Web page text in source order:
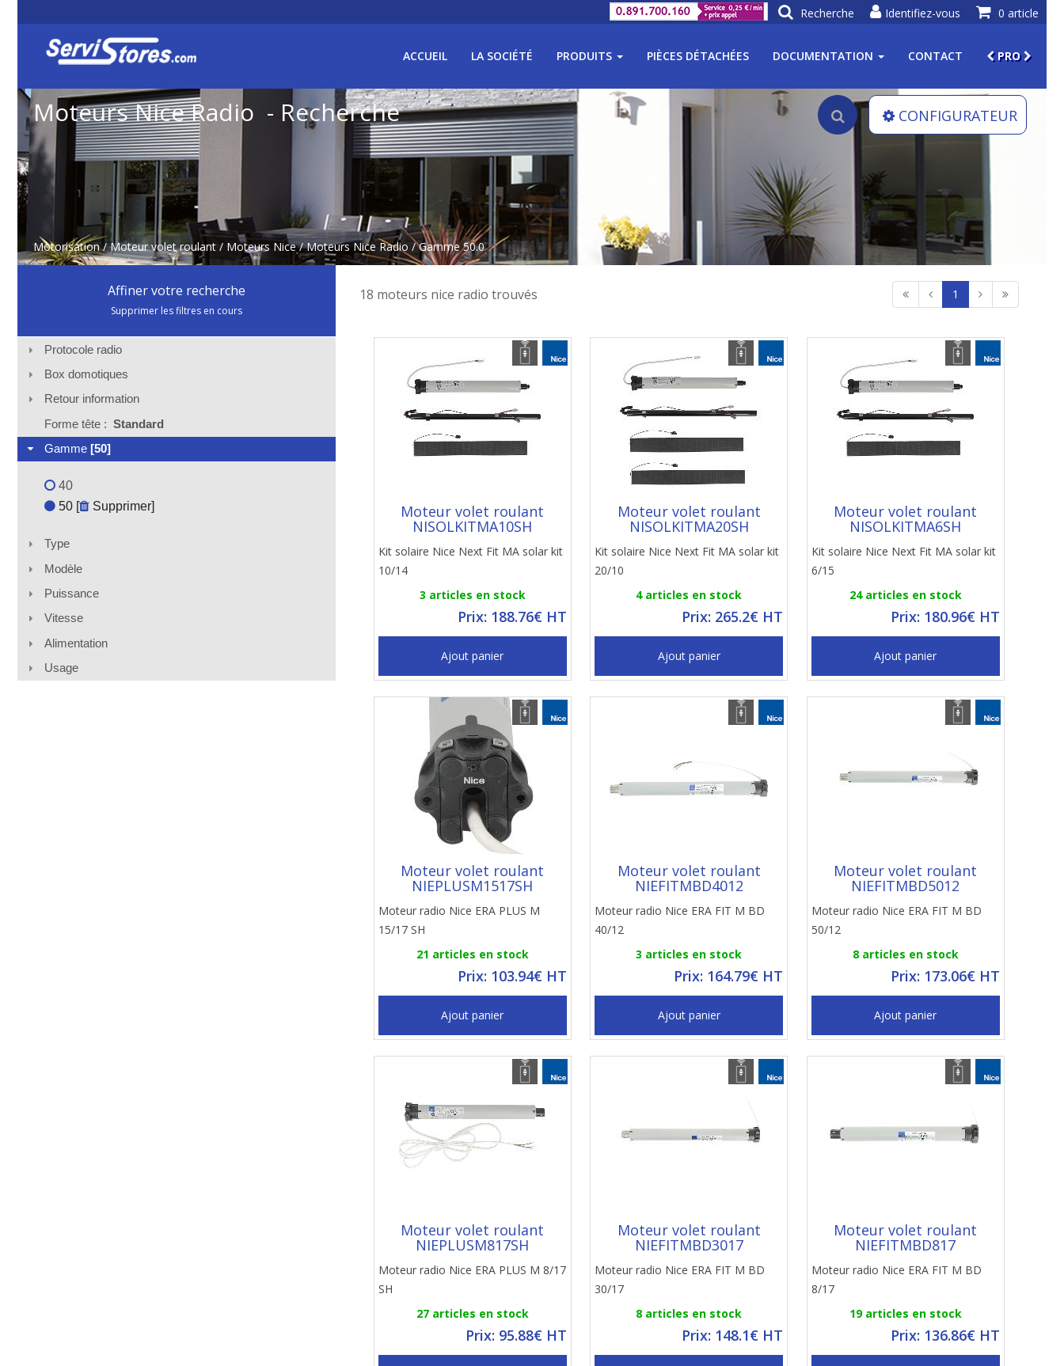
0 article
Identifiez-vous
Recherche
ACCUEIL LA SOCIÉTÉ PRODUITS PIÈCES DÉTACHÉES DOCUMENTATION CONTACT PRO
Moteurs Nice Radio - Recherche
Motorisation /Moteur volet roulant / Moteurs Nice /Moteurs Nice Radio / Gamme 50.0
CONFIGURATEUR
Affiner votre recherche
Supprimer les filtres en cours
Protocole radio
Box domotiques
Retour information
Forme tête : Standard
Gamme [50]
40
50 [
Supprimer]
Type
Modèle
Puissance
Vitesse
Alimentation
Usage
18 moteurs nice radio trouvés 1
Moteur volet roulant
NISOLKITMA10SH
Kit solaire Nice Next Fit MA solar kit
10/14
3 articles en stock
Prix: 188.76€ HT
Ajout panier
Moteur volet roulant
NISOLKITMA20SH
Kit solaire Nice Next Fit MA solar kit
20/10
4 articles en stock
Prix: 265.2€ HT
Ajout panier
Moteur volet roulant
NISOLKITMA6SH
Kit solaire Nice Next Fit MA solar kit
6/15
24 articles en stock
Prix: 180.96€ HT
Ajout panier
Moteur volet roulant
NIEPLUSM1517SH
Moteur radio Nice ERA PLUS M
15/17 SH
21 articles en stock
Prix: 103.94€ HT
Ajout panier
Moteur volet roulant
NIEFITMBD4012
Moteur radio Nice ERA FIT M BD
40/12
3 articles en stock
Prix: 164.79€ HT
Ajout panier
Moteur volet roulant
NIEFITMBD5012
Moteur radio Nice ERA FIT M BD
50/12
8 articles en stock
Prix: 173.06€ HT
Ajout panier
Moteur volet roulant
NIEPLUSM817SH
Moteur radio Nice ERA PLUS M 8/17
SH
27 articles en stock
Prix: 95.88€ HT
Moteur volet roulant
NIEFITMBD3017
Moteur radio Nice ERA FIT M BD
30/17
8 articles en stock
Prix: 148.1€ HT
Moteur volet roulant
NIEFITMBD817
Moteur radio Nice ERA FIT M BD
8/17
19 articles en stock
Prix: 136.86€ HT